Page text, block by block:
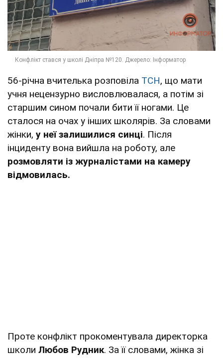
56-річна вчителька розповіла ТСН, що мати
учня нецензурно висловлювалася, а потім зі
старшим сином почали бити її ногами. Це
сталося на очах у інших школярів. За словами
жінки, у неї залишилися синці. Після
інциденту вона вийшла на роботу, але
розмовляти із журналістами на камеру
відмовилась.
Проте конфлікт прокоментувала директорка
школи Любов Рудник. За її словами, жінка зі